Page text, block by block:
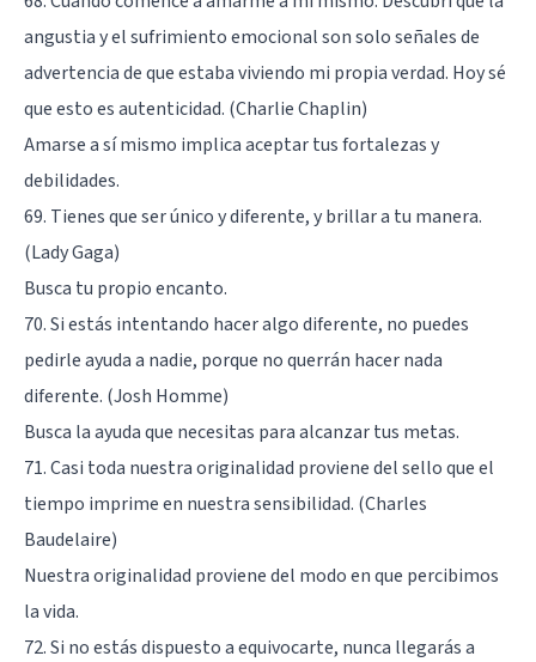
angustia y el sufrimiento emocional son solo señales de
advertencia de que estaba viviendo mi propia verdad. Hoy sé
que esto es autenticidad. (Charlie Chaplin)
Amarse a sí mismo implica aceptar tus fortalezas y
debilidades.
69. Tienes que ser único y diferente, y brillar a tu manera.
(Lady Gaga)
Busca tu propio encanto.
70. Si estás intentando hacer algo diferente, no puedes
pedirle ayuda a nadie, porque no querrán hacer nada
diferente. (Josh Homme)
Busca la ayuda que necesitas para alcanzar tus metas.
71. Casi toda nuestra originalidad proviene del sello que el
tiempo imprime en nuestra sensibilidad. (Charles
Baudelaire)
Nuestra originalidad proviene del modo en que percibimos
la vida.
72. Si no estás dispuesto a equivocarte, nunca llegarás a